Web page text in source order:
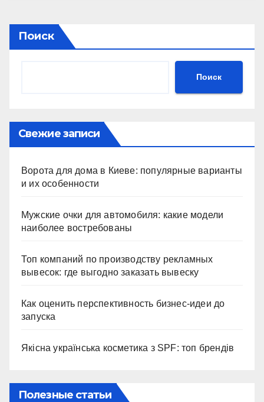
Поиск
Поиск
Свежие записи
Ворота для дома в Киеве: популярные варианты
и их особенности
Мужские очки для автомобиля: какие модели
наиболее востребованы
Топ компаний по производству рекламных
вывесок: где выгодно заказать вывеску
Как оценить перспективность бизнес-идеи до
запуска
Якісна українська косметика з SPF: топ брендів
Полезные статьи